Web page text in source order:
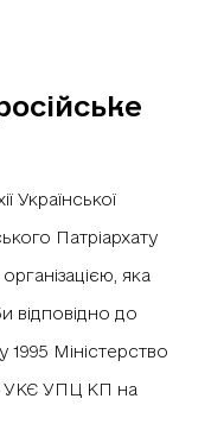
Української
Патріархату
яка
відповідно до
1995 Міністерство
УКЄ УПЦ КП на